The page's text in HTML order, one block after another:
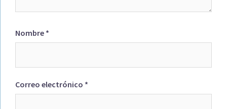
Nombre *
Correo electrónico *